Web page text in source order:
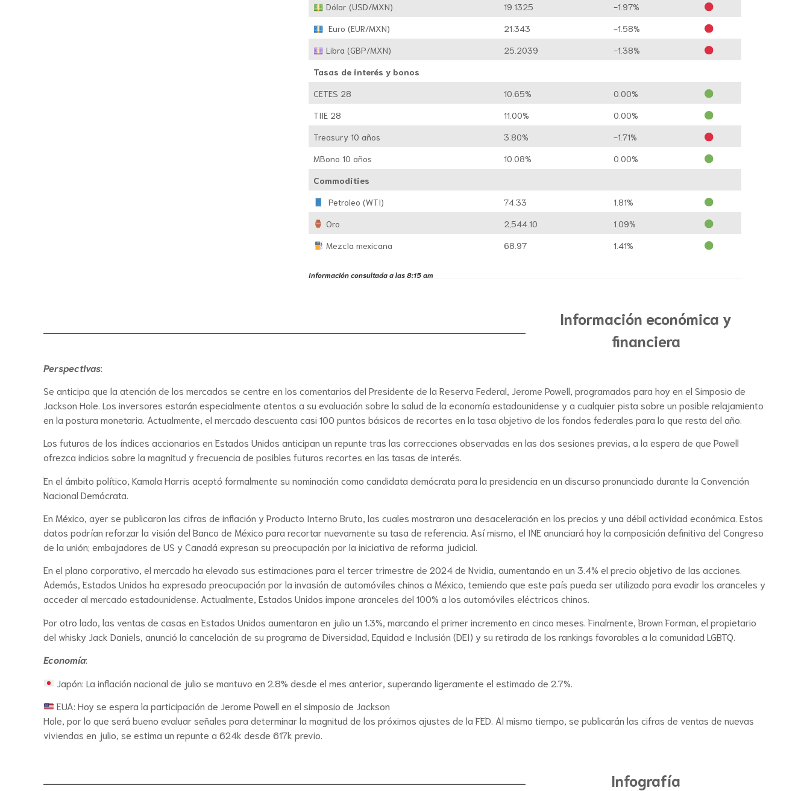
Dólar (USD/MXN)
19.1325
-1.97%
Euro (EUR/MXN)
21.343
-1.58%
Libra (GBP/MXN)
25.2039
-1.38%
Tasas de interés y bonos
CETES 28
10.65%
0.00%
TIIE 28
11.00%
0.00%
Treasury 10 años
3.80%
-1.71%
MBono 10 años
10.08%
0.00%
Commodities
Petroleo (WTI)
74.33
1.81%
Oro
2,544.10
1.09%
Mezcla mexicana
68.97 1.41%
Información consultada a las 8:15 am
Información económica y
financiera
Perspectivas:
Se anticipa que la atención de los mercados se centre en los comentarios del Presidente de la Reserva Federal, Jerome Powell, programados para hoy en el Simposio de
Jackson Hole. Los inversores estarán especialmente atentos a su evaluación sobre la salud de la economía estadounidense y a cualquier pista sobre un posible relajamiento
en la postura monetaria. Actualmente, el mercado descuenta casi 100 puntos básicos de recortes en la tasa objetivo de los fondos federales para lo que resta del año.
Los futuros de los índices accionarios en Estados Unidos anticipan un repunte tras las correcciones observadas en las dos sesiones previas, a la espera de que Powell
ofrezca indicios sobre la magnitud y frecuencia de posibles futuros recortes en las tasas de interés.
En el ámbito político, Kamala Harris aceptó formalmente su nominación como candidata demócrata para la presidencia en un discurso pronunciado durante la Convención
Nacional Demócrata.
En México, ayer se publicaron las cifras de inflación y Producto Interno Bruto, las cuales mostraron una desaceleración en los precios y una débil actividad económica. Estos
datos podrían reforzar la visión del Banco de México para recortar nuevamente su tasa de referencia. Así mismo, el INE anunciará hoy la composición definitiva del Congreso
de la unión; embajadores de US y Canadá expresan su preocupación por la iniciativa de reforma judicial.
En el plano corporativo, el mercado ha elevado sus estimaciones para el tercer trimestre de 2024 de Nvidia, aumentando en un 3.4% el precio objetivo de las acciones.
Además, Estados Unidos ha expresado preocupación por la invasión de automóviles chinos a México, temiendo que este país pueda ser utilizado para evadir los aranceles y
acceder al mercado estadounidense. Actualmente, Estados Unidos impone aranceles del 100% a los automóviles eléctricos chinos.
Por otro lado, las ventas de casas en Estados Unidos aumentaron en julio un 1.3%, marcando el primer incremento en cinco meses. Finalmente, Brown Forman, el propietario
del whisky Jack Daniels, anunció la cancelación de su programa de Diversidad, Equidad e Inclusión (DEI) y su retirada de los rankings favorables a la comunidad LGBTQ.
Economía:
Japón: La inflación nacional de julio se mantuvo en 2.8% desde el mes anterior, superando ligeramente el estimado de 2.7%.
EUA: Hoy se espera la participación de Jerome Powell en el simposio de Jackson
Hole, por lo que será bueno evaluar señales para determinar la magnitud de los próximos ajustes de la FED. Al mismo tiempo, se publicarán las cifras de ventas de nuevas
viviendas en julio, se estima un repunte a 624k desde 617k previo.
Infografía